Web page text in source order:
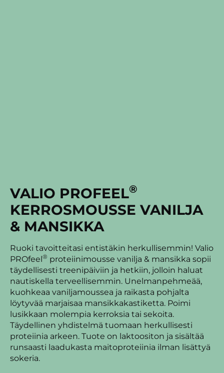
VALIO PROFEEL®
KERROSMOUSSE VANILJA
& MANSIKKA
Ruoki tavoitteitasi entistäkin herkullisemmin! Valio
PROfeel® proteiinimousse vanilja & mansikka sopii
täydellisesti treenipäiviin ja hetkiin, jolloin haluat
nautiskella terveellisemmin. Unelmanpehmeää,
kuohkeaa vaniljamoussea ja raikasta pohjalta
löytyvää marjaisaa mansikkakastiketta. Poimi
lusikkaan molempia kerroksia tai sekoita.
Täydellinen yhdistelmä tuomaan herkullisesti
proteiinia arkeen. Tuote on laktoositon ja sisältää
runsaasti laadukasta maitoproteiinia ilman lisättyä
sokeria.